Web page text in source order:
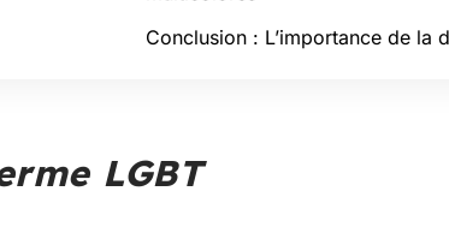
Conclusion : L’importance de la
LGBT